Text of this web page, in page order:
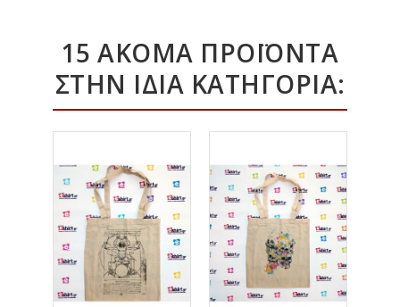
15 ΑΚΌΜΑ ΠΡΟΪΌΝΤΑ
ΣΤΗΝ ΊΔΙΑ ΚΑΤΗΓΟΡΊΑ: